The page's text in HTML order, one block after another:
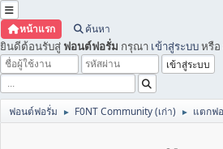
หน้าแรก ค้นหา
ยินดีต้อนรับสู่ ฟอนต์ฟอรั่ม กรุณา เข้าสู่ระบบหรือ
ฟอนต์ฟอรั่ม ► F0NT Community (เก่า) ► แตกฟ